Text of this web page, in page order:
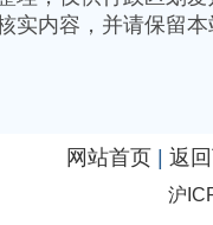
实内容，并请保留
网站首页 返
沪